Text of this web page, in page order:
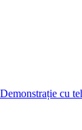
Demonstrație cu